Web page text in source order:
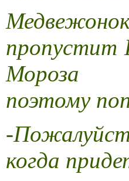
пропустит
Мороза
поэтому
-
когда